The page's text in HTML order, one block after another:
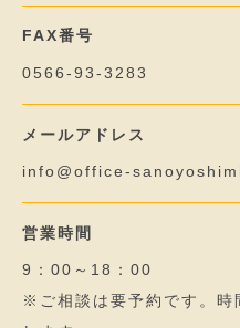
FAX番号
0566-93-3283
メールアドレス
info@office-
営業時間
9：00～18：00
※ご相談は要予約です。時